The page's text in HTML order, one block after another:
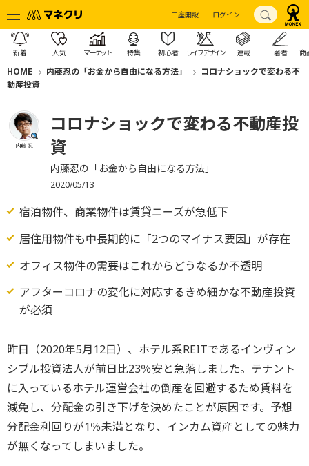
口座開設 ログイン
新着 人気 マーケット 特集 初心者 ライフデザイン 連載 著者 商
HOME 内藤忍の「お金から自由になる方法」
コロナショックで変わる不
動産投資
内藤 忍
コロナショックで変わる不動産投
資
内藤忍の「お金から自由になる方法」
2020/05/13
宿泊物件、商業物件は賃貸ニーズが急低下
居住用物件も中長期的に「2つのマイナス要因」が存在
オフィス物件の需要はこれからどうなるか不透明
アフターコロナの変化に対応するきめ細かな不動産投資
が必須
昨日（2020年5月12日）、ホテル系REITであるインヴィン
シブル投資法人が前日比23％安と急落しました。テナント
に入っているホテル運営会社の倒産を回避するため賃料を
減免し、分配金の引き下げを決めたことが原因です。予想
分配金利回りが1％未満となり、インカム資産としての魅力
が無くなってしまいました。